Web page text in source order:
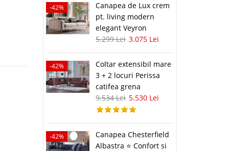
-42%
Canapea de Lux crem
pt. living modern
elegant Veyron
5.299 Lei 3.075 Lei
-42%
Coltar extensibil mare
3 + 2 locuri Perissa
catifea grena
9.534 Lei 5.530 Lei
-42%
Canapea Chesterfield
Albastra ⭐ Confort si